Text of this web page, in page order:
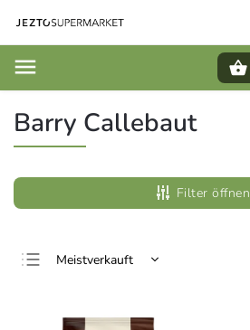
Barry Callebaut
Filter öffnen
Meistverkauft
Teuerste